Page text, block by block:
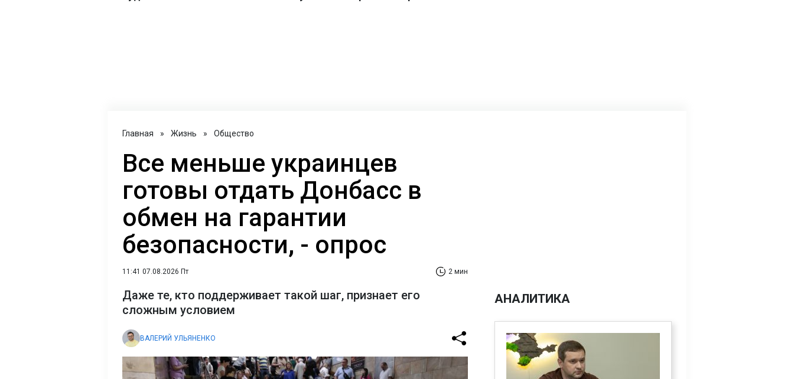
Главная » Жизнь » Общество
Все меньше украинцев
готовы отдать Донбасс в
обмен на гарантии
безопасности, - опрос
11:41 07.08.2026 Пт 2 мин
Даже те, кто поддерживает такой шаг, признает его
сложным условием
ВАЛЕРИЙ УЛЬЯНЕНКО
АНАЛИТИКА